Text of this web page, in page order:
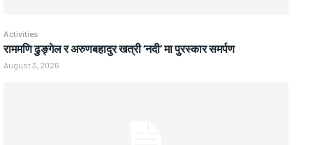
Activities
राममणि ढुङ्गेल र अरुणबहादुर खत्री ‘नदी’ मा पुरस्कार समर्पण
August 3, 2026